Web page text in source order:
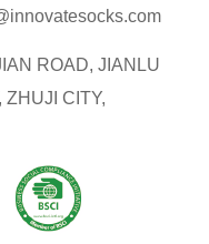
ROAD, JIANLU
ZHUJI CITY,